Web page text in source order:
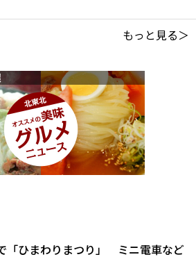
もっと見る＞
「ひまわりまつり」 ミニ電車など